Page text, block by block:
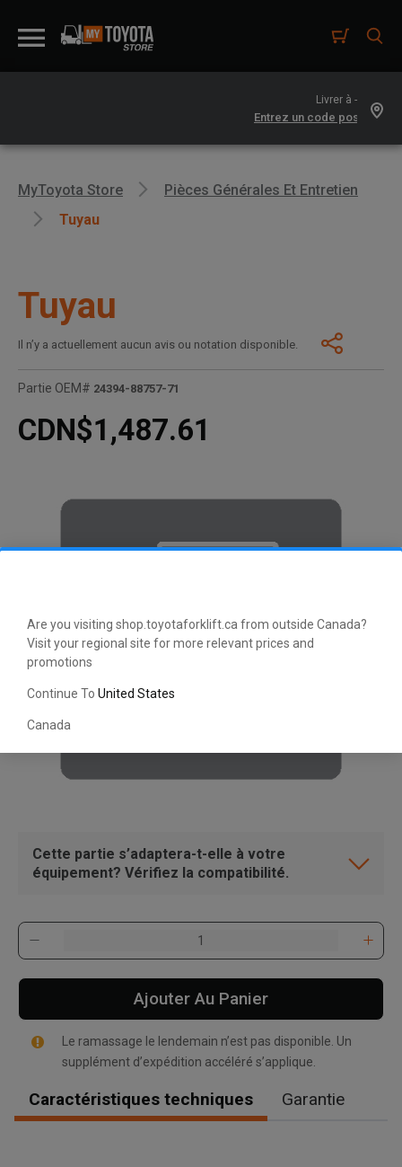
Are you visiting shop.toyotaforklift.ca from outside Canada?
Visit your regional site for more relevant prices and
promotions
Continue To United States
Canada
Livrer à -
MyToyota Store
Pièces Générales Et Entretien
Tuyau
Tuyau
Il n’y a actuellement aucun avis ou notation disponible.
Partie OEM# 24394-88757-71
CDN$1,487.61
Cette partie s’adaptera-t-elle à votre
équipement? Vérifiez la compatibilité.
Ajouter Au Panier
Le ramassage le lendemain n’est pas disponible. Un
supplément d’expédition accéléré s’applique.
Caractéristiques techniques Garantie